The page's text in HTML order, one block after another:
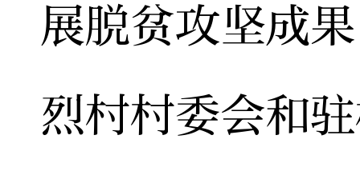
展脱贫攻坚成
烈村村委会和